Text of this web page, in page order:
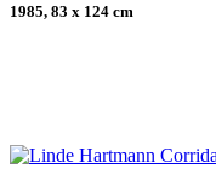
1985, 83 x 124 cm